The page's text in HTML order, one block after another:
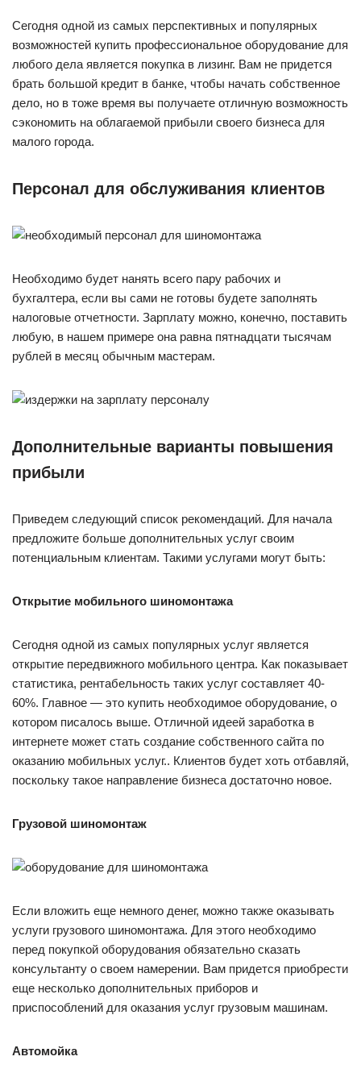
Сегодня одной из самых перспективных и популярных
возможностей купить профессиональное оборудование для
любого дела является покупка в лизинг. Вам не придется
брать большой кредит в банке, чтобы начать собственное
дело, но в тоже время вы получаете отличную возможность
сэкономить на облагаемой прибыли своего бизнеса для
малого города.
Персонал для обслуживания клиентов
Необходимо будет нанять всего пару рабочих и
бухгалтера, если вы сами не готовы будете заполнять
налоговые отчетности. Зарплату можно, конечно, поставить
любую, в нашем примере она равна пятнадцати тысячам
рублей в месяц обычным мастерам.
Дополнительные варианты повышения
прибыли
Приведем следующий список рекомендаций. Для начала
предложите больше дополнительных услуг своим
потенциальным клиентам. Такими услугами могут быть:
Открытие мобильного шиномонтажа
Сегодня одной из самых популярных услуг является
открытие передвижного мобильного центра. Как показывает
статистика, рентабельность таких услуг составляет 40-
60%. Главное — это купить необходимое оборудование, о
котором писалось выше. Отличной идеей заработка в
интернете может стать создание собственного сайта по
оказанию мобильных услуг.. Клиентов будет хоть отбавляй,
поскольку такое направление бизнеса достаточно новое.
Грузовой шиномонтаж
Если вложить еще немного денег, можно также оказывать
услуги грузового шиномонтажа. Для этого необходимо
перед покупкой оборудования обязательно сказать
консультанту о своем намерении. Вам придется приобрести
еще несколько дополнительных приборов и
приспособлений для оказания услуг грузовым машинам.
Автомойка